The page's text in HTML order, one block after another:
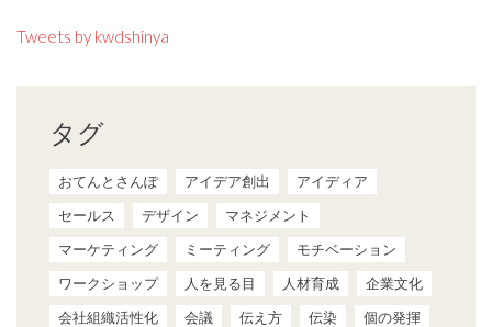
Tweets by kwdshinya
タグ
おてんとさんぽ アイデア創出
アイディア
セールス
デザイン
マネジメント
マーケティング
ミーティング
モチベーション
ワークショップ
人を見る目 人材育成
企業文化
会社組織活性化
会議 伝え方 伝染
個の発揮